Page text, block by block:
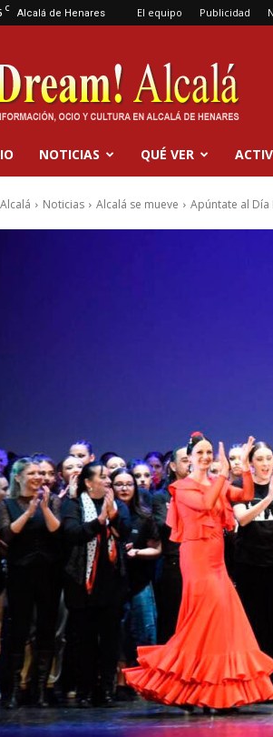
C Alcalá de Henares El equipo Publicidad
Dream
Alcalá
NOTICIAS QUÉ VER
Noticias Alcalá se mueve Apúntate al Día